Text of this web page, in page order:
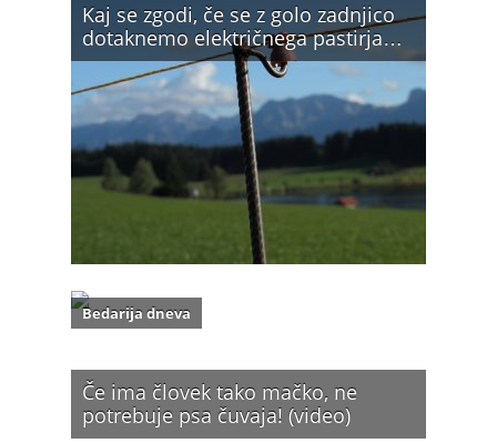
Kaj se zgodi, če se z golo zadnjico
dotaknemo električnega pastirja…
Če ima človek tako mačko, ne
potrebuje psa čuvaja! (video)
Bedarija dneva